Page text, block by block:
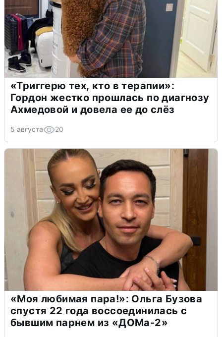
«Триггерю тех, кто в терапии»:
Гордон жестко прошлась по диагнозу
Ахмедовой и довела ее до слёз
5 августа 20
«Моя любимая пара!»: Ольга Бузова
спустя 22 года воссоединилась с
бывшим парнем из «ДОМа-2»